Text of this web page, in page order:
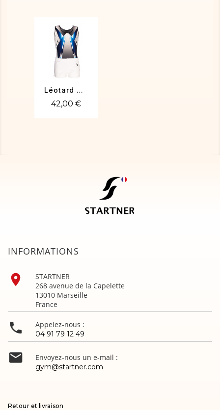
Léotard MARCO-01
42,00 €
INFORMATIONS

STARTNER
268 avenue de la Capelette
13010 Marseille
France
 Appelez-nous :
04 91 79 12 49
 Envoyez-nous un e-mail :
gym@startner.com
Retour et livraison